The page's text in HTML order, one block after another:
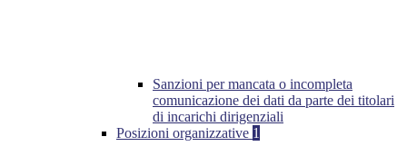
Sanzioni per mancata o incompleta
comunicazione dei dati da parte dei titolari
di incarichi dirigenziali
Posizioni organizzative 1